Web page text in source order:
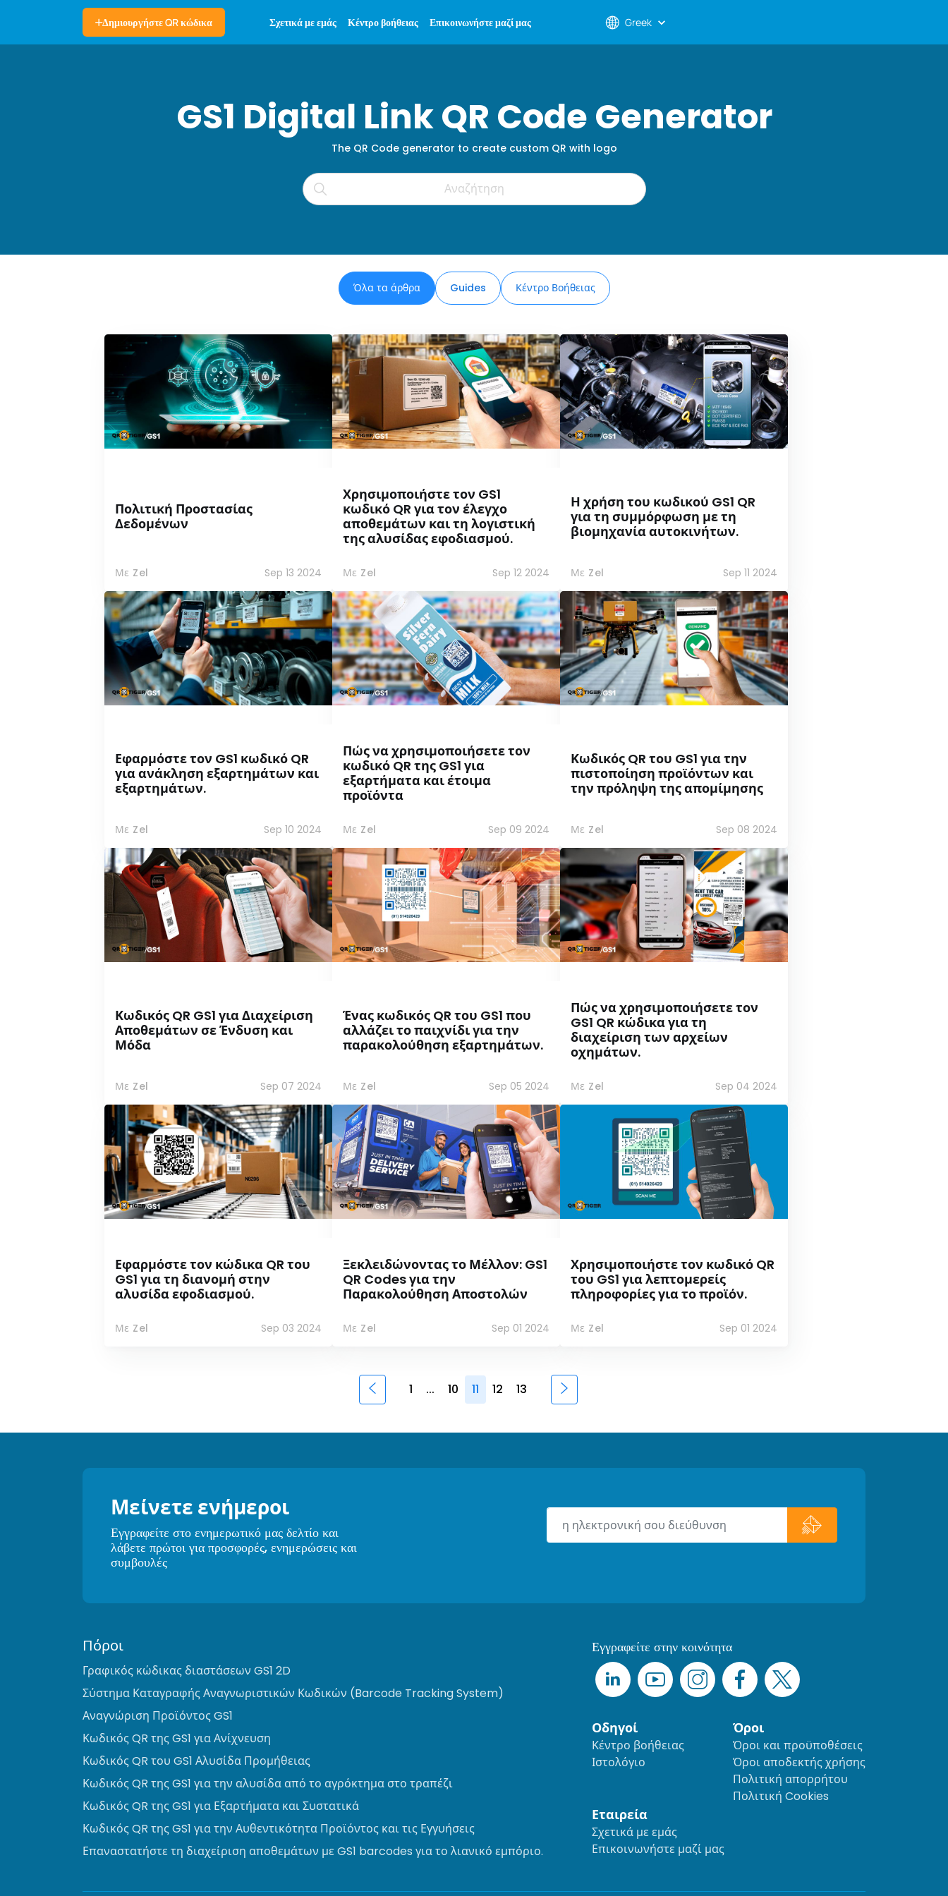
Δημιουργήστε QR κώδικα Σχετικά με εμάς Κέντρο βοήθειας Επικοινωνήστε μαζί μας Greek
GS1 Digital Link QR Code Generator
The QR Code generator to create custom QR with logo
Όλα τα άρθρα Guides Κέντρο Βοήθειας
Πολιτική Προστασίας
Δεδομένων
Με Zel Sep 13 2024
Χρησιμοποιήστε τον GS1
κωδικό QR για τον έλεγχο
αποθεμάτων και τη λογιστική
της αλυσίδας εφοδιασμού.
Με Zel Sep 12 2024
Η χρήση του κωδικού GS1 QR
για τη συμμόρφωση με τη
βιομηχανία αυτοκινήτων.
Με Zel Sep 11 2024
Εφαρμόστε τον GS1 κωδικό QR
για ανάκληση εξαρτημάτων και
εξαρτημάτων.
Με Zel Sep 10 2024
Πώς να χρησιμοποιήσετε τον
κωδικό QR της GS1 για
εξαρτήματα και έτοιμα
προϊόντα
Με Zel Sep 09 2024
Κωδικός QR του GS1 για την
πιστοποίηση προϊόντων και
την πρόληψη της απομίμησης
Με Zel Sep 08 2024
Κωδικός QR GS1 για Διαχείριση
Αποθεμάτων σε Ένδυση και
Μόδα
Με Zel Sep 07 2024
Ένας κωδικός QR του GS1 που
αλλάζει το παιχνίδι για την
παρακολούθηση εξαρτημάτων.
Με Zel Sep 05 2024
Πώς να χρησιμοποιήσετε τον
GS1 QR κώδικα για τη
διαχείριση των αρχείων
οχημάτων.
Με Zel Sep 04 2024
Εφαρμόστε τον κώδικα QR του
GS1 για τη διανομή στην
αλυσίδα εφοδιασμού.
Με Zel Sep 03 2024
Ξεκλειδώνοντας το Μέλλον: GS1
QR Codes για την
Παρακολούθηση Αποστολών
Με Zel Sep 01 2024
Χρησιμοποιήστε τον κωδικό QR
του GS1 για λεπτομερείς
πληροφορίες για το προϊόν.
Με Zel Sep 01 2024
1 ... 10 11 12 13
Μείνετε ενήμεροι
Εγγραφείτε στο ενημερωτικό μας δελτίο και
λάβετε πρώτοι για προσφορές, ενημερώσεις και
συμβουλές
Πόροι
Γραφικός κώδικας διαστάσεων GS1 2D
Σύστημα Καταγραφής Αναγνωριστικών Κωδικών (Barcode Tracking System)
Αναγνώριση Προϊόντος GS1
Κωδικός QR της GS1 για Ανίχνευση
Κωδικός QR του GS1 Αλυσίδα Προμήθειας
Κωδικός QR της GS1 για την αλυσίδα από το αγρόκτημα στο τραπέζι
Κωδικός QR της GS1 για Εξαρτήματα και Συστατικά
Κωδικός QR της GS1 για την Αυθεντικότητα Προϊόντος και τις Εγγυήσεις
Επαναστατήστε τη διαχείριση αποθεμάτων με GS1 barcodes για το λιανικό εμπόριο.
Εγγραφείτε στην κοινότητα
Οδηγοί
Κέντρο βοήθειας
Ιστολόγιο
Όροι
Όροι και προϋποθέσεις
Όροι αποδεκτής χρήσης
Πολιτική απορρήτου
Πολιτική Cookies
Εταιρεία
Σχετικά με εμάς
Επικοινωνήστε μαζί μας